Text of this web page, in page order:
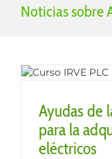
Noticias sobre
Ayudas de
para la
eléctricos